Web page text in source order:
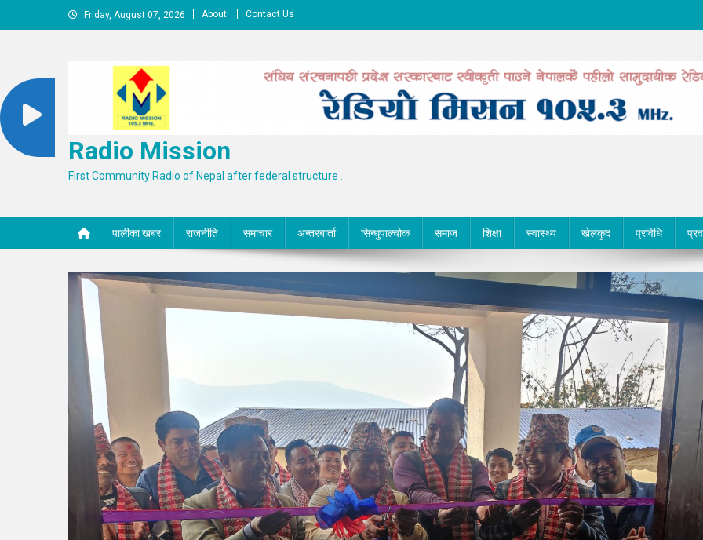
to
Friday, August 07, 2026 About Contact Us
Radio Mission
First Community Radio of Nepal after federal structure .
पालीका खबर राजनीति समाचार अन्तरबार्ता सिन्धुपाल्चोक समाज शिक्षा स्वास्थ्य खेलकुद प्रविधि